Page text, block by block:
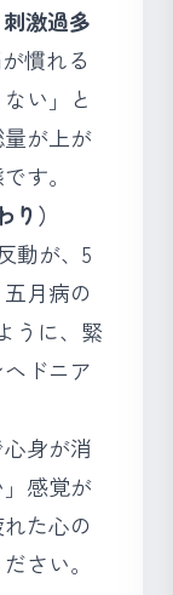
激過多
慣れる
い」と
が上が
す。
）
動が、5
五月病の
うに、緊
ドニア
身が消
感覚が
た心の
さい。